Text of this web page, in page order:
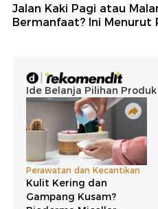
Jalan Kaki Pagi atau
Bermanfaat? Ini Menurut